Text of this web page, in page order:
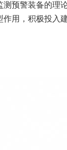
测预警装备的理
作用，积极投入